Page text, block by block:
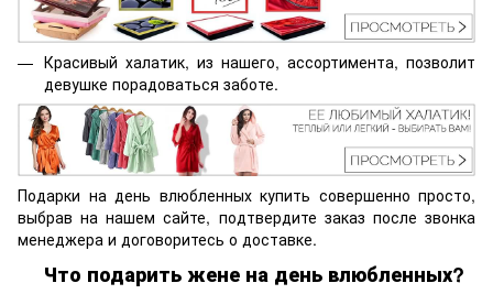
Красивый халатик, из нашего, ассортимента, позволит
девушке порадоваться заботе.
Подарки на день влюбленных купить совершенно просто,
выбрав на нашем сайте, подтвердите заказ после звонка
менеджера и договоритесь о доставке.
Что подарить жене на день влюбленных?